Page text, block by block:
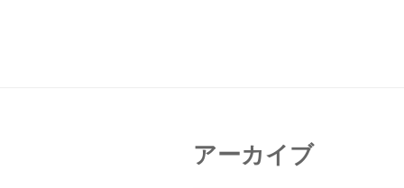
シ
ョ
アーカイブ